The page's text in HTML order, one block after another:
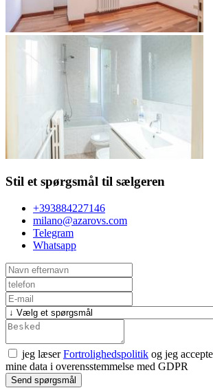
Stil et spørgsmål til sælgeren
+393884227146
milano@azarovs.com
Telegram
Whatsapp
jeg læserFortrolighedspolitik og jeg
mine data i overensstemmelse med GDPR
Send spørgsmål